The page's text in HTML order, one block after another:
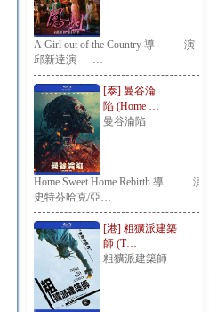
A Girl out of the Country 導 演：
邱新達演 …
[泰] 曼谷淪
陷 (Home …
曼谷淪陷
Home Sweet Home Rebirth 導 演：
史特芬哈克/亞…
[港] 粗獷派建築
師 (T…
粗獷派建築師